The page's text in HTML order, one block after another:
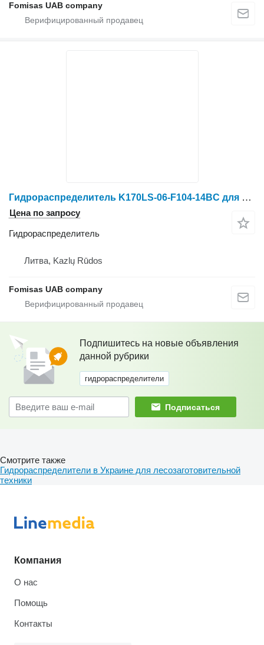
Fomisas UAB company
Гидрораспределитель K170LS-06-F104-14BC для харвестера Ponsse
Цена по запросу
Гидрораспределитель
Литва, Kazlų Rūdos
Fomisas UAB company
Подпишитесь на новые объявления
данной рубрики
гидрораспределители
Подписаться
Смотрите также
Гидрораспределители в Украине для лесозаготовительной
техники
Компания
О нас
Помощь
Контакты